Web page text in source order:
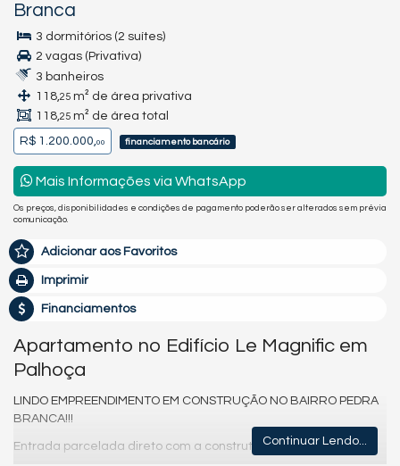
Branca
3 dormitórios (2 suítes)
2 vagas (Privativa)
3 banheiros
118,25 m² de área privativa
118,25 m² de área total
R$ 1.200.000,00 financiamento bancário
Mais Informações via WhatsApp
Os preços, disponibilidades e condições de pagamento poderão ser alterados sem prévia
comunicação.
Adicionar aos Favoritos
Imprimir
Financiamentos
Apartamento no Edifício Le Magnific em
Palhoça
LINDO EMPREENDIMENTO EM CONSTRUÇÃO NO BAIRRO PEDRA
BRANCA!!!
Entrada parcelada direto com a construtoraContinuar Lendo...